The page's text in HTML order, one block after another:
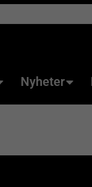
Nyheter